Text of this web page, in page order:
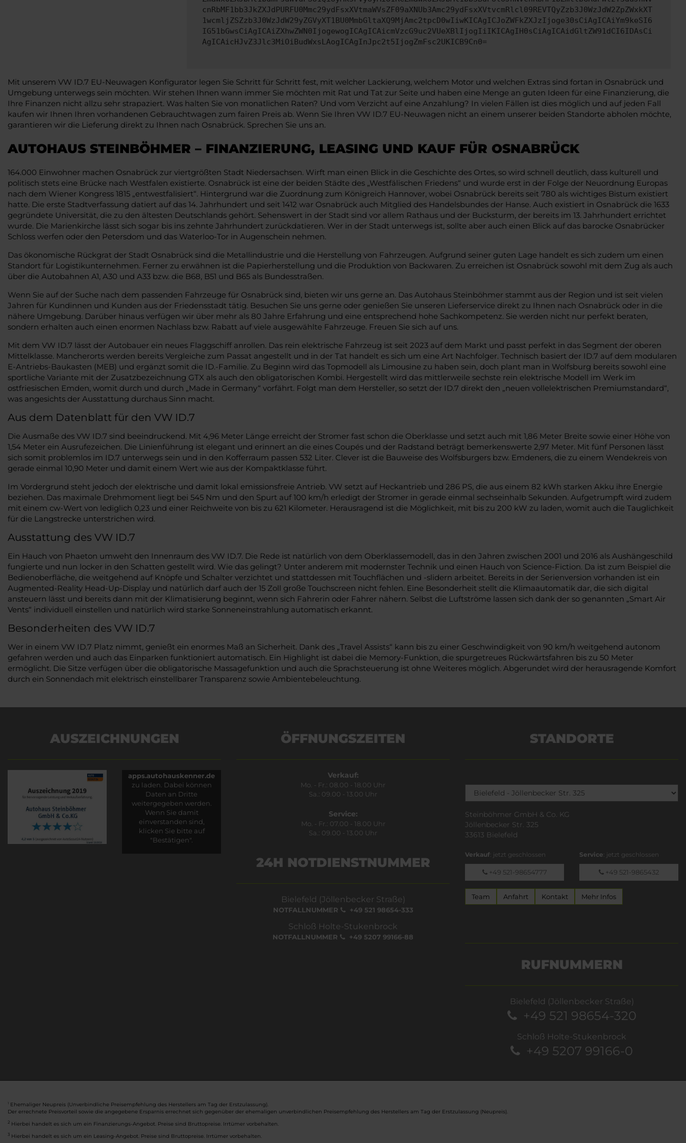
cnRbMF1bb3JkZXJdPURFU0Mmc29ydFsxXVtmaWVsZF09aXNUb3Amc29ydFsxXVtvcmRlcl09REVTQyZzb3J0WzJdW2ZpZWxkXT
1wcmljZSZzb3J0WzJdW29yZGVyXT1BU0MmbGltaXQ9MjAmc2tpcD0wIiwKICAgICJoZWFkZXJzIjoge30sCiAgICAiYm9keSI6
IG51bGwsCiAgICAiZXhwZWN0IjogewogICAgICAicmVzcG9uc2VUeXBlIjogIiIKICAgIH0sCiAgICAidGltZW91dCI6IDAsCi
AgICAicHJvZ3Jlc3MiOiBudWxsLAogICAgInJpc2t5IjogZmFsc2UKICB9Cn0=
Mit unserem VW ID.7 EU-Neuwagen Konfigurator legen Sie Schritt für Schritt fest, mit welcher Lackierung, welchem Motor und welchen Extras sind fortan in Osnabrück und
Umgebung unterwegs sein möchten. Wir stehen Ihnen wann immer Sie möchten mit Rat und Tat zur Seite und haben eine Menge an guten Ideen für eine Finanzierung, die
Ihre Finanzen nicht allzu sehr strapaziert. Was halten Sie von monatlichen Raten? Und vom Verzicht auf eine Anzahlung? In vielen Fällen ist dies möglich und auf jeden Fall
kaufen wir Ihnen Ihren vorhandenen Gebrauchtwagen zum fairen Preis ab. Wenn Sie Ihren VW ID.7 EU-Neuwagen nicht an einem unserer beiden Standorte abholen möchte,
garantieren wir die Lieferung direkt zu Ihnen nach Osnabrück. Sprechen Sie uns an.
AUTOHAUS STEINBÖHMER – FINANZIERUNG, LEASING UND KAUF FÜR OSNABRÜCK
164.000 Einwohner machen Osnabrück zur viertgrößten Stadt Niedersachsen. Wirft man einen Blick in die Geschichte des Ortes, so wird schnell deutlich, dass kulturell und
politisch stets eine Brücke nach Westfalen existierte. Osnabrück ist eine der beiden Städte des „Westfälischen Friedens“ und wurde erst in der Folge der Neuordnung Europas
nach dem Wiener Kongress 1815 „entwestfalisiert“. Hintergrund war die Zuordnung zum Königreich Hannover, wobei Osnabrück bereits seit 780 als wichtiges Bistum existiert
hatte. Die erste Stadtverfassung datiert auf das 14. Jahrhundert und seit 1412 war Osnabrück auch Mitglied des Handelsbundes der Hanse. Auch existiert in Osnabrück die 1633
gegründete Universität, die zu den ältesten Deutschlands gehört. Sehenswert in der Stadt sind vor allem Rathaus und der Bucksturm, der bereits im 13. Jahrhundert errichtet
wurde. Die Marienkirche lässt sich sogar bis ins zehnte Jahrhundert zurückdatieren. Wer in der Stadt unterwegs ist, sollte aber auch einen Blick auf das barocke Osnabrücker
Schloss werfen oder den Petersdom und das Waterloo-Tor in Augenschein nehmen.
Das ökonomische Rückgrat der Stadt Osnabrück sind die Metallindustrie und die Herstellung von Fahrzeugen. Aufgrund seiner guten Lage handelt es sich zudem um einen
Standort für Logistikunternehmen. Ferner zu erwähnen ist die Papierherstellung und die Produktion von Backwaren. Zu erreichen ist Osnabrück sowohl mit dem Zug als auch
über die Autobahnen A1, A30 und A33 bzw. die B68, B51 und B65 als Bundesstraßen.
Wenn Sie auf der Suche nach dem passenden Fahrzeuge für Osnabrück sind, bieten wir uns gerne an. Das Autohaus Steinböhmer stammt aus der Region und ist seit vielen
Jahren für Kundinnen und Kunden aus der Friedensstadt tätig. Besuchen Sie uns gerne oder genießen Sie unseren Lieferservice direkt zu Ihnen nach Osnabrück oder in die
nähere Umgebung. Darüber hinaus verfügen wir über mehr als 80 Jahre Erfahrung und eine entsprechend hohe Sachkompetenz. Sie werden nicht nur perfekt beraten,
sondern erhalten auch einen enormen Nachlass bzw. Rabatt auf viele ausgewählte Fahrzeuge. Freuen Sie sich auf uns.
Mit dem VW ID.7 lässt der Autobauer ein neues Flaggschiff anrollen. Das rein elektrische Fahrzeug ist seit 2023 auf dem Markt und passt perfekt in das Segment der oberen
Mittelklasse. Mancherorts werden bereits Vergleiche zum Passat angestellt und in der Tat handelt es sich um eine Art Nachfolger. Technisch basiert der ID.7 auf dem modularen
E-Antriebs-Baukasten (MEB) und ergänzt somit die ID.-Familie. Zu Beginn wird das Topmodell als Limousine zu haben sein, doch plant man in Wolfsburg bereits sowohl eine
sportliche Variante mit der Zusatzbezeichnung GTX als auch den obligatorischen Kombi. Hergestellt wird das mittlerweile sechste rein elektrische Modell im Werk im
ostfriesischen Emden, womit durch und durch „Made in Germany“ vorfährt. Folgt man dem Hersteller, so setzt der ID.7 direkt den „neuen vollelektrischen Premiumstandard“,
was angesichts der Ausstattung durchaus Sinn macht.
Aus dem Datenblatt für den VW ID.7
Die Ausmaße des VW ID.7 sind beeindruckend. Mit 4,96 Meter Länge erreicht der Stromer fast schon die Oberklasse und setzt auch mit 1,86 Meter Breite sowie einer Höhe von
1,54 Meter ein Ausrufezeichen. Die Linienführung ist elegant und erinnert an die eines Coupés und der Radstand beträgt bemerkenswerte 2,97 Meter. Mit fünf Personen lässt
sich somit problemlos im ID.7 unterwegs sein und in den Kofferraum passen 532 Liter. Clever ist die Bauweise des Wolfsburgers bzw. Emdeners, die zu einem Wendekreis von
gerade einmal 10,90 Meter und damit einem Wert wie aus der Kompaktklasse führt.
Im Vordergrund steht jedoch der elektrische und damit lokal emissionsfreie Antrieb. VW setzt auf Heckantrieb und 286 PS, die aus einem 82 kWh starken Akku ihre Energie
beziehen. Das maximale Drehmoment liegt bei 545 Nm und den Spurt auf 100 km/h erledigt der Stromer in gerade einmal sechseinhalb Sekunden. Aufgetrumpft wird zudem
mit einem cw-Wert von lediglich 0,23 und einer Reichweite von bis zu 621 Kilometer. Herausragend ist die Möglichkeit, mit bis zu 200 kW zu laden, womit auch die Tauglichkeit
für die Langstrecke unterstrichen wird.
Ausstattung des VW ID.7
Ein Hauch von Phaeton umweht den Innenraum des VW ID.7. Die Rede ist natürlich von dem Oberklassemodell, das in den Jahren zwischen 2001 und 2016 als Aushängeschild
fungierte und nun locker in den Schatten gestellt wird. Wie das gelingt? Unter anderem mit modernster Technik und einen Hauch von Science-Fiction. Da ist zum Beispiel die
Bedienoberfläche, die weitgehend auf Knöpfe und Schalter verzichtet und stattdessen mit Touchflächen und -slidern arbeitet. Bereits in der Serienversion vorhanden ist ein
Augmented-Reality Head-Up-Display und natürlich darf auch der 15 Zoll große Touchscreen nicht fehlen. Eine Besonderheit stellt die Klimaautomatik dar, die sich digital
ansteuern lässt und bereits dann mit der Klimatisierung beginnt, wenn sich Fahrerin oder Fahrer nähern. Selbst die Luftströme lassen sich dank der so genannten „Smart Air
Vents“ individuell einstellen und natürlich wird starke Sonneneinstrahlung automatisch erkannt.
Besonderheiten des VW ID.7
Wer in einem VW ID.7 Platz nimmt, genießt ein enormes Maß an Sicherheit. Dank des „Travel Assists“ kann bis zu einer Geschwindigkeit von 90 km/h weitgehend autonom
gefahren werden und auch das Einparken funktioniert automatisch. Ein Highlight ist dabei die Memory-Funktion, die spurgetreues Rückwärtsfahren bis zu 50 Meter
ermöglicht. Die Sitze verfügen über die obligatorische Massagefunktion und auch die Sprachsteuerung ist ohne Weiteres möglich. Abgerundet wird der herausragende Komfort
durch ein Sonnendach mit elektrisch einstellbarer Transparenz sowie Ambientebeleuchtung.
AUSZEICHNUNGEN
apps.autohauskenner.de
zu laden. Dabei können
Daten an Dritte
weitergegeben werden.
Wenn Sie damit
einverstanden sind,
klicken Sie bitte auf
"Bestätigen".
ÖFFNUNGSZEITEN
Verkauf:
Mo. - Fr.: 08.00 - 18.00 Uhr
Sa.: 09.00 - 13.00 Uhr
Service:
Mo. - Fr.: 07.00 - 18.00 Uhr
Sa.: 09.00 - 13.00 Uhr
24H NOTDIENSTNUMMER
Bielefeld (Jöllenbecker Straße)
NOTFALLNUMMER +49 521 98654-333
Schloß Holte-Stukenbrock
NOTFALLNUMMER +49 5207 99166-88
STANDORTE
Steinböhmer GmbH & Co. KG
Jöllenbecker Str. 325
33613 Bielefeld
Verkauf: jetzt geschlossen
+49 521-98654777
Service: jetzt geschlossen
+49 521-9865432
Team Anfahrt Kontakt Mehr Infos
RUFNUMMERN
Bielefeld (Jöllenbecker Straße)
+49 521 98654-320
Schloß Holte-Stukenbrock
+49 5207 99166-0
1 Ehemaliger Neupreis (Unverbindliche Preisempfehlung des Herstellers am Tag der Erstzulassung).
Der errechnete Preisvorteil sowie die angegebene Ersparnis errechnet sich gegenüber der ehemaligen unverbindlichen Preisempfehlung des Herstellers am Tag der Erstzulassung (Neupreis).
2 Hierbei handelt es sich um ein Finanzierungs-Angebot. Preise sind Bruttopreise. Irrtümer vorbehalten.
3 Hierbei handelt es sich um ein Leasing-Angebot. Preise sind Bruttopreise. Irrtümer vorbehalten.